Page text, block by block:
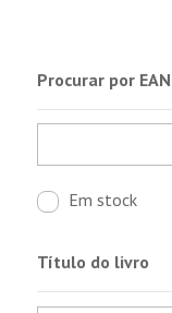
Procurar por EAN
Em stock
Título do livro